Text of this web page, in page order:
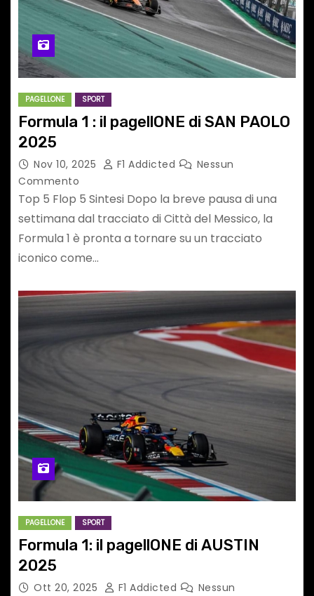
PAGELLONE SPORT
Formula 1 : il pagellONE di SAN PAOLO
2025
Nov 10, 2025 F1 Addicted
Nessun
Commento
Top 5 Flop 5 Sintesi Dopo la breve pausa di una
settimana dal tracciato di Città del Messico, la
Formula 1 è pronta a tornare su un tracciato
iconico come…
PAGELLONE SPORT
Formula 1: il pagellONE di AUSTIN
2025
Ott 20, 2025 F1 Addicted
Nessun